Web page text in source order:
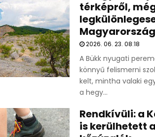
térképről,
2026. 06. 23. 08:18
A Bükk nyugati
könnyű felismerni
kelt, mintha valaki
a hegy...
Rendkívüli: a
is kerülhetett